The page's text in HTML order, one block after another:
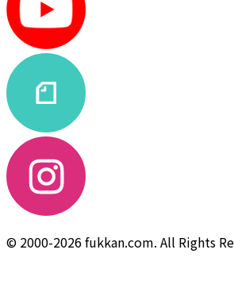
© 2000-2026 fukkan.com. All Rights